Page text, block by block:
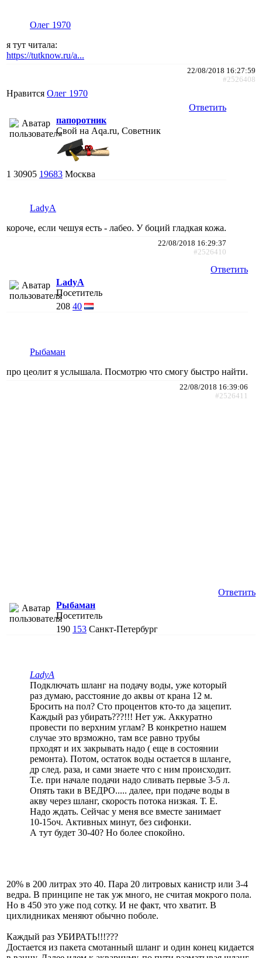
Олег 1970
я тут читала:
https://tutknow.ru/a...
22/08/2018 16:27:59
#2526408
Нравится Олег 1970
Ответить
папоротник
Свой на Aqa.ru, Советник
1 30905 19683 Москва
LadyA
короче, если чешуя есть - лабео. У боций гладкая кожа.
22/08/2018 16:29:37
#2526410
Ответить
LadyA
Посетитель
208 40
Рыбаман
про цеолит я услышала. Посмотрю что смогу быстро найти.
22/08/2018 16:39:06
#2526411
Ответить
Рыбаман
Посетитель
190 153 Санкт-Петербург
LadyA
Подключать шланг на подачу воды, уже который
раз думаю, расстояние до аквы от крана 12 м.
Бросить на пол? Сто процентов кто-то да зацепит.
Каждый раз убирать???!!! Нет уж. Аккуратно
провести по верхним углам? В конкретно нашем
случае это врзможно, там все равно трубы
прходят и их закрывать надо ( еще в состоянии
ремонта). Потом, остаток воды остается в шланге,
др след. раза, и сами знаете что с ним происходит.
Т.е. при начале подачи надо сливать первые 3-5 л.
Опять таки в ВЕДРО..... далее, при подаче воды в
акву через шланг, скорость потока низкая. Т. Е.
Надо ждать. Сейчас у меня все вместе занимает
10-15оч. Активных минут, без сифонки.
А тут будет 30-40? Но более спокойно.
20% в 200 литрах это 40. Пара 20 литровых канистр или 3-4
ведра. В принципе не так уж много, не считая мокрого пола.
Но в 450 это уже под сотку. И не факт, что хватит. В
цихлидниках меняют обычно поболе.
Каждый раз УБИРАТЬ!!!???
Достается из пакета смотанный шланг и один конец кидается